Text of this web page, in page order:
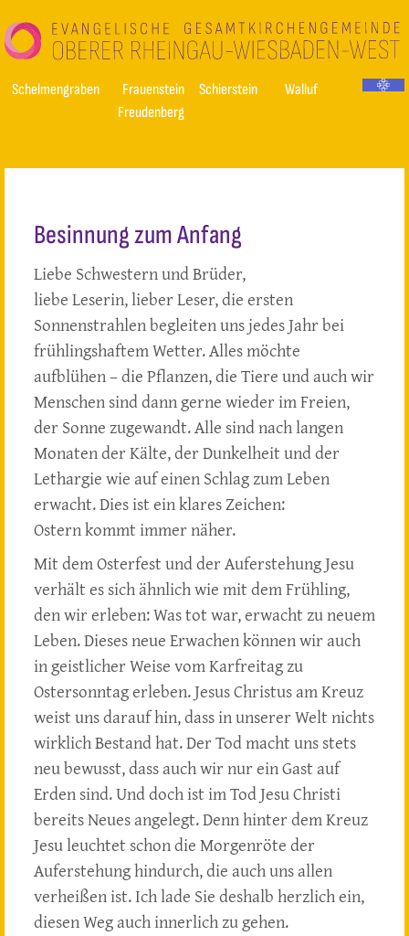
Schelmengraben
Frauenstein
Freudenberg
Schierstein Walluf
Besinnung zum Anfang
Liebe Schwestern und Brüder,
liebe Leserin, lieber Leser, die ersten
Sonnenstrahlen begleiten uns jedes Jahr bei
frühlingshaftem Wetter. Alles möchte
aufblühen – die Pflanzen, die Tiere und auch wir
Menschen sind dann gerne wieder im Freien,
der Sonne zugewandt. Alle sind nach langen
Monaten der Kälte, der Dunkelheit und der
Lethargie wie auf einen Schlag zum Leben
erwacht. Dies ist ein klares Zeichen:
Ostern kommt immer näher.
Mit dem Osterfest und der Auferstehung Jesu
verhält es sich ähnlich wie mit dem Frühling,
den wir erleben: Was tot war, erwacht zu neuem
Leben. Dieses neue Erwachen können wir auch
in geistlicher Weise vom Karfreitag zu
Ostersonntag erleben. Jesus Christus am Kreuz
weist uns darauf hin, dass in unserer Welt nichts
wirklich Bestand hat. Der Tod macht uns stets
neu bewusst, dass auch wir nur ein Gast auf
Erden sind. Und doch ist im Tod Jesu Christi
bereits Neues angelegt. Denn hinter dem Kreuz
Jesu leuchtet schon die Morgenröte der
Auferstehung hindurch, die auch uns allen
verheißen ist. Ich lade Sie deshalb herzlich ein,
diesen Weg auch innerlich zu gehen.